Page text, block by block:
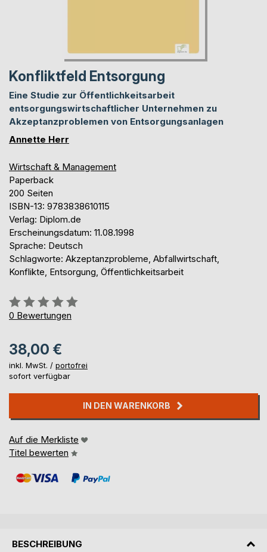
Konfliktfeld Entsorgung
Eine Studie zur Öffentlichkeitsarbeit
entsorgungswirtschaftlicher Unternehmen zu
Akzeptanzproblemen von Entsorgungsanlagen
Annette Herr
Wirtschaft & Management
Paperback
200 Seiten
ISBN-13: 9783838610115
Verlag: Diplom.de
Erscheinungsdatum: 11.08.1998
Sprache: Deutsch
Schlagworte: Akzeptanzprobleme, Abfallwirtschaft,
Konflikte, Entsorgung, Öffentlichkeitsarbeit
Bewertung::
0%
0 Bewertungen
38,00 €
inkl. MwSt. / portofrei
sofort verfügbar
IN DEN WARENKORB
Auf die Merkliste
Titel bewerten
BESCHREIBUNG